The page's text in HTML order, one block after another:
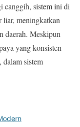
canggih, sistem ini di
liar, meningkatkan
daerah. Meskipun
yang konsisten
dalam sistem